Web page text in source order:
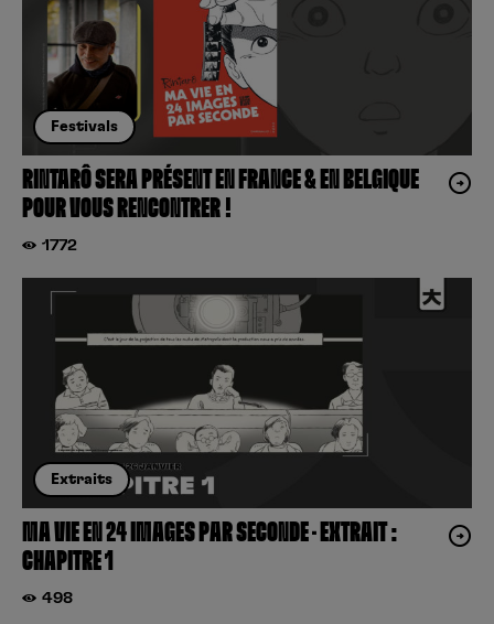
Festivals
RINTARÔ SERA PRÉSENT EN FRANCE & EN BELGIQUE
POUR VOUS RENCONTRER !
1772
Extraits
MA VIE EN 24 IMAGES PAR SECONDE – EXTRAIT :
CHAPITRE 1
498